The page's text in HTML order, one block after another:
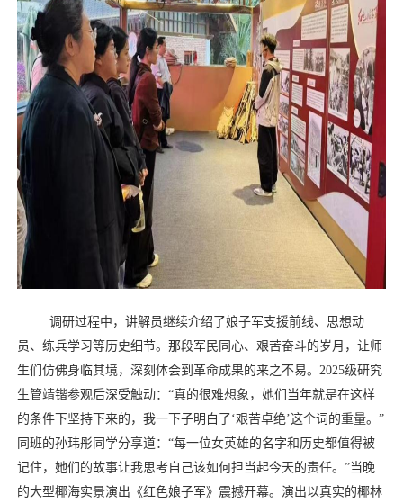
调研过程中，讲解员继续介绍了娘子军支援前线、思想动
员、练兵学习等历史细节。那段军民同心、艰苦奋斗的岁月，让师
生们仿佛身临其境，深刻体会到革命成果的来之不易。 2025级研究
生管靖锴参观后深受触动：“真的很难想象，她们当年就是在这样
的条件下坚持下来的，我一下子明白了‘艰苦卓绝’这个词的重量。”
同班的孙玮彤同学分享道：“每一位女英雄的名字和历史都值得被
记住，她们的故事让我思考自己该如何担当起今天的责任。”当晚
的大型椰海实景演出《红色娘子军》震撼开幕。演出以真实的椰林